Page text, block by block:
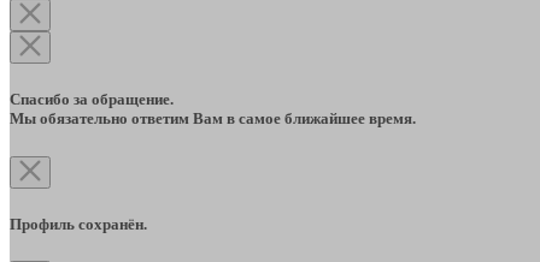
Спасибо за обращение.
Мы обязательно ответим Вам в самое ближайшее время.
Профиль сохранён.